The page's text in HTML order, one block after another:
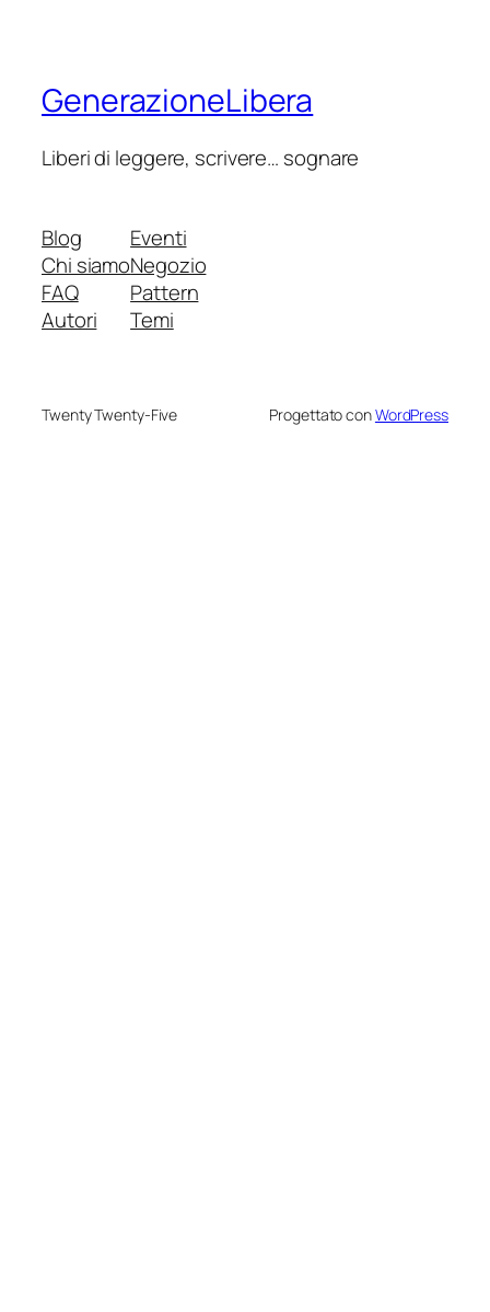
GenerazioneLibera
Liberi di leggere, scrivere… sognare
Blog
Chi siamo
FAQ
Autori
Eventi
Negozio
Pattern
Temi
Twenty Twenty-Five Progettato conWordPress